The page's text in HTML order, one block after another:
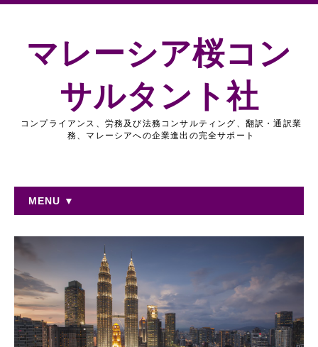
マレーシア桜コン
サルタント社
コンプライアンス、労務及び法務コンサルティング、翻訳・通訳業
務、マレーシアへの企業進出の完全サポート
MENU ▼